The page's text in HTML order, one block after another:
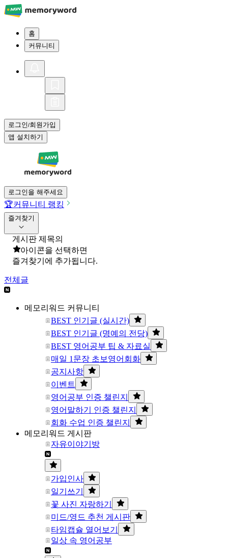
홈
커뮤니티
로그인/회원가입
앱 설치하기
로그인을 해주세요
🏆커뮤니티 랭킹
즐겨찾기
게시판 제목의
아이콘을 선택하면
즐겨찾기에 추가됩니다.
전체글
메모리워드 커뮤니티
BEST 인기글 (실시간)
BEST 인기글 (명예의 전당)
BEST 영어공부 팁 & 자료실
매일 1문장 초보영어회화
공지사항
이벤트
영어공부 인증 챌린지
영어말하기 인증 챌린지
회화 수업 인증 챌린지
메모리워드 게시판
자유이야기방
가입인사
일기쓰기
꽃 사진 자랑하기
미드/영드 추천 게시판
타임캡슐 열어보기
일상 속 영어공부